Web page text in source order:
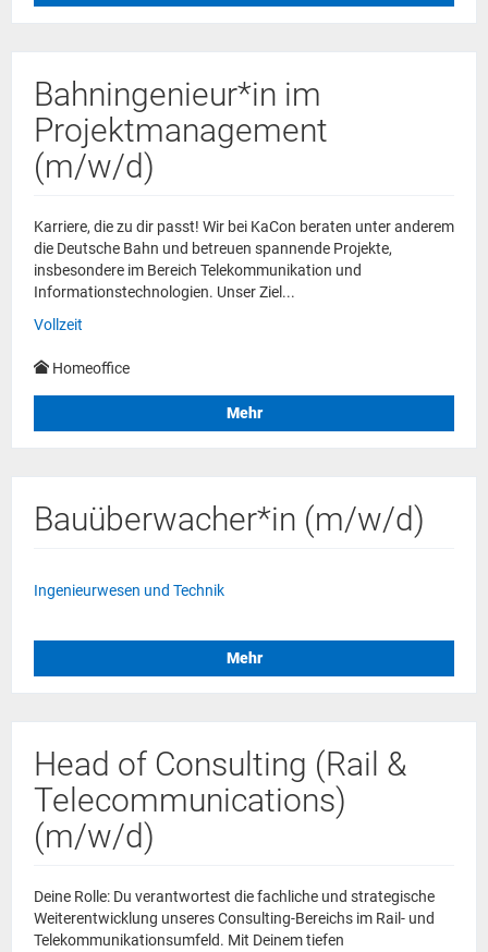
Bahningenieur*in im
Projektmanagement
(m/w/d)
Karriere, die zu dir passt! Wir bei KaCon beraten unter anderem
die Deutsche Bahn und betreuen spannende Projekte,
insbesondere im Bereich Telekommunikation und
Informationstechnologien. Unser Ziel...
Vollzeit
Homeoffice
Mehr
Bauüberwacher*in (m/w/d)
Ingenieurwesen und Technik
Mehr
Head of Consulting (Rail &
Telecommunications)
(m/w/d)
Deine Rolle: Du verantwortest die fachliche und strategische
Weiterentwicklung unseres Consulting-Bereichs im Rail- und
Telekommunikationsumfeld. Mit Deinem tiefen